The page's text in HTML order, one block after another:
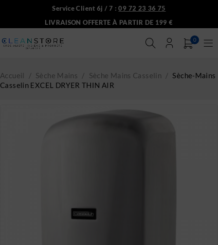
Service Client 6j / 7 :09 72 23 36 75
LIVRAISON OFFERTE À PARTIR DE 199 €
0
Accueil / Sèche Mains / Sèche Mains Casselin / Sèche-Mains
Casselin EXCEL DRYER THIN AIR